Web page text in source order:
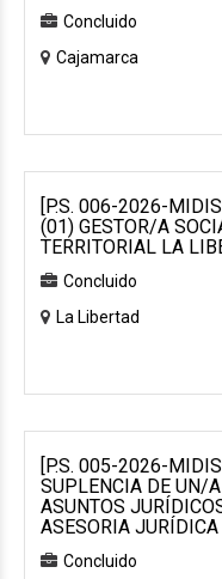
Concluido
Cajamarca
[P.S. 006-2026-
(01) GESTOR/A
TERRITORIAL LA
Concluido
La Libertad
[P.S. 005-2026-
SUPLENCIA DE UN/
ASUNTOS
ASESORIA JURÍDICA
Concluido